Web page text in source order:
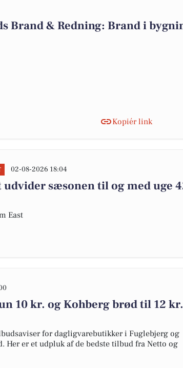
Brand & Redning: Brand i
Kopiér link
02-08-2026 18:04
udvider sæsonen til og med uge
East
10 kr. og Kohberg brød til 12
for dagligvarebutikker i Fuglebjerg og
Her er et udpluk af de bedste tilbud fra Netto og